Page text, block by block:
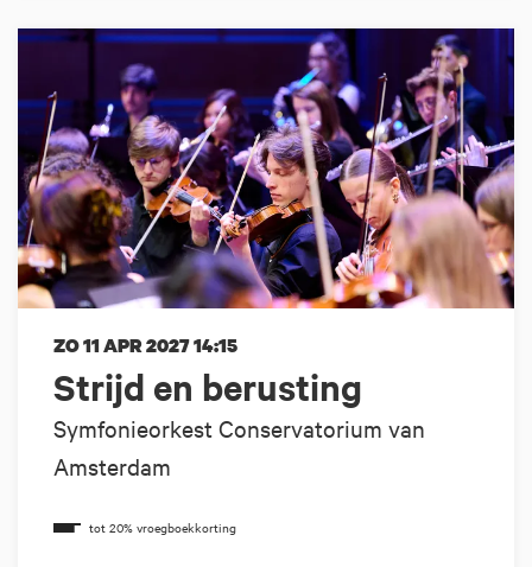
Strijd en berusting
Symfonieorkest Conservatorium van
Amsterdam
ZO 11 APR 202714:15